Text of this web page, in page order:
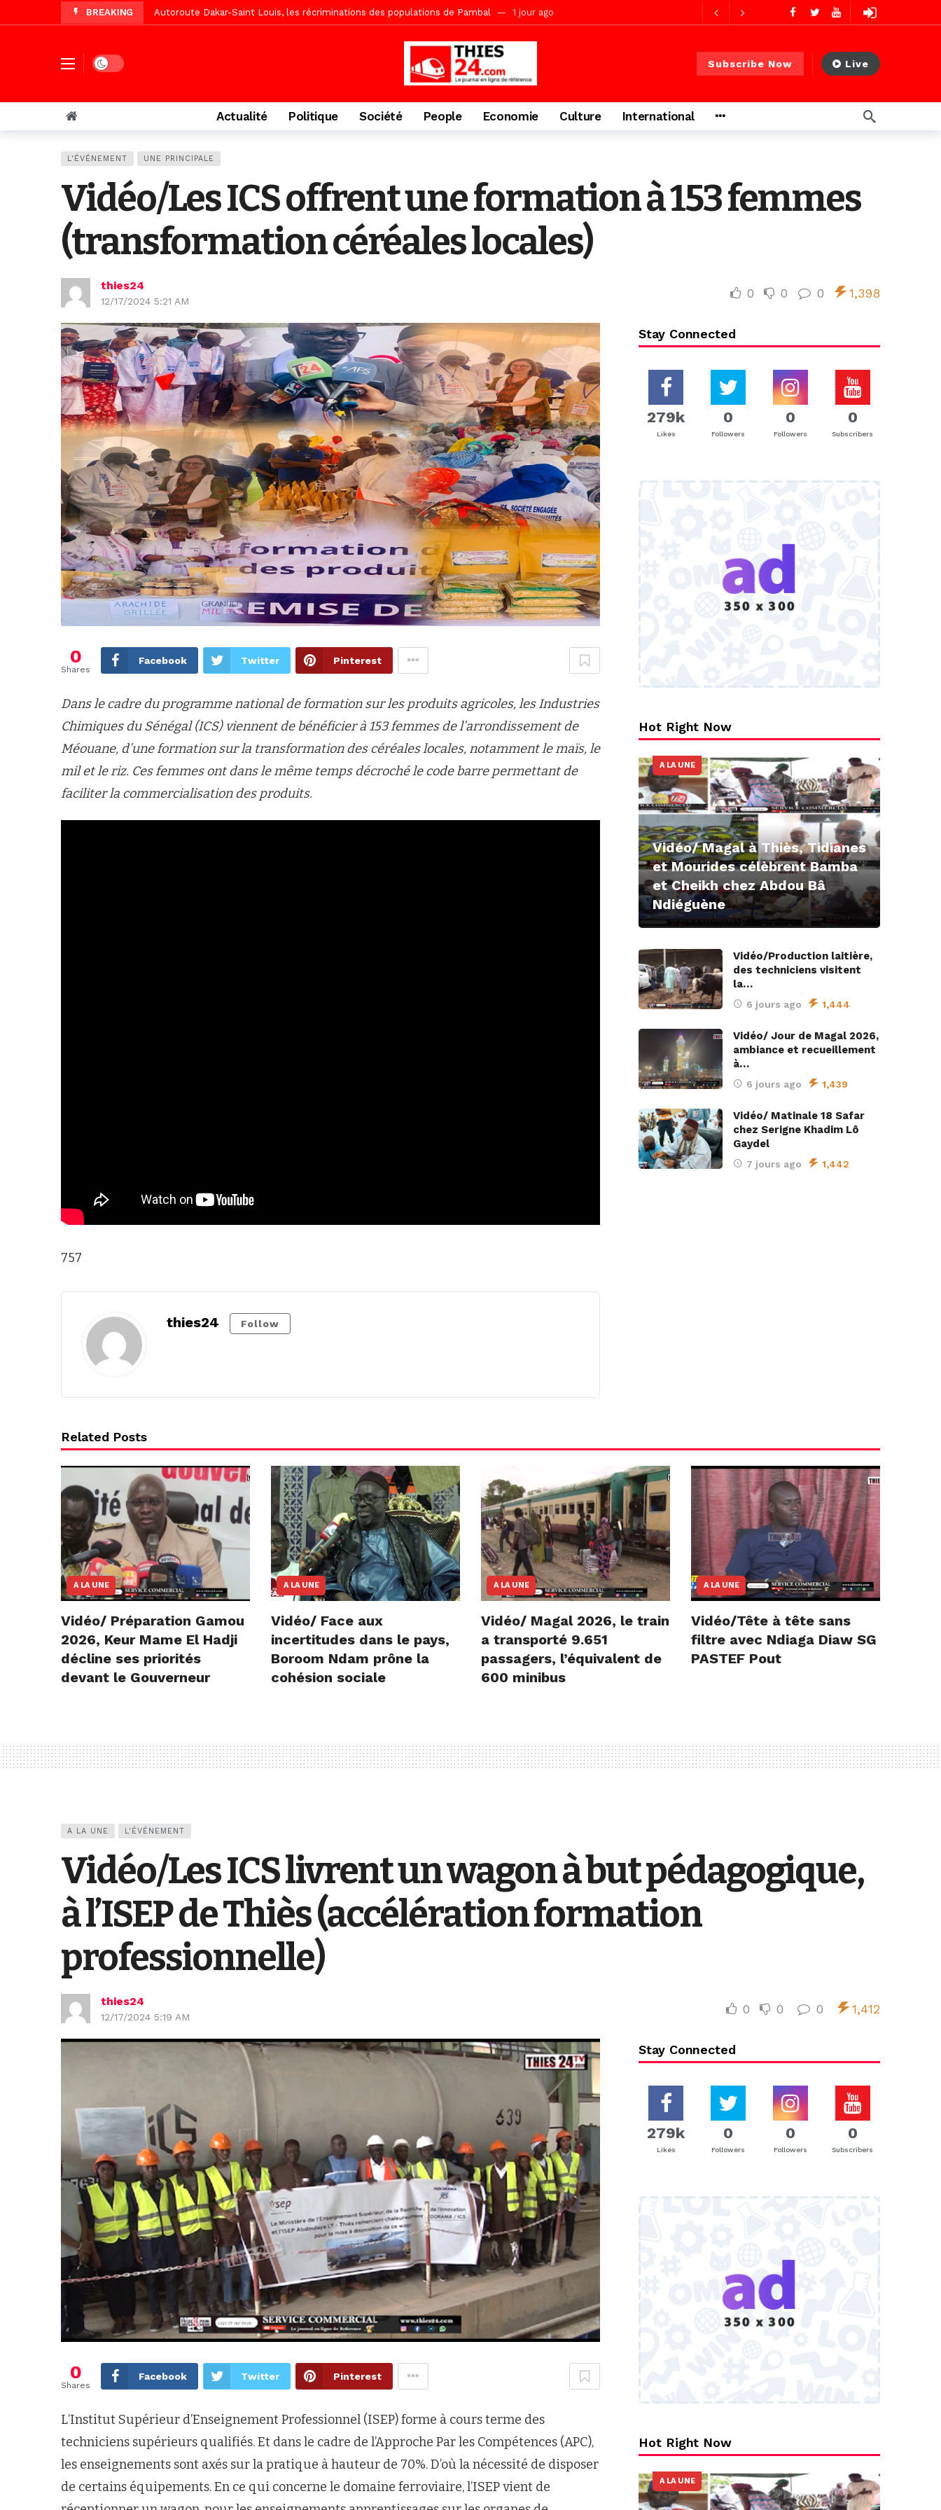
BREAKING Vidéo/Une première, lancement de vacances agricoles au Lycée Malick Sy de Thiès 2 jours ago
Affaire Pape Cheikh Diallo : La liste des bénéficiaires de non-lieu et des prévenus renvoyés en procès
Vidéo/ Magal 2026, le train a transporté 9.651 passagers, l’équivalent de 600 minibus
Vidéo/ L’arrivée spectaculaire à la gare de Thiès, du dernier train en provenance de Touba 2 jours ago
Vidéo/ Grand Thiès en deuil, Cheikh Ndiaye l’initiateur du kurel 18 Safar a péri dans un accident 3 jours ago
Adhésion du Mouvement citoyen « ZIGUINCHOR REK » au parti KIIRAY – Les Patriotes Républicains
Dark mode Subscribe Now Live
Actualité Politique Société People Economie Culture International
L'ÉVÉNEMENT UNE PRINCIPALE
Vidéo/Les ICS offrent une formation à 153 femmes
(transformation céréales locales)
thies24
12/17/2024 5:21 AM
0 0 0 1,398
0
Shares
Facebook Twitter Pinterest
Dans le cadre du programme national de formation sur les produits agricoles, les Industries
Chimiques du Sénégal (ICS) viennent de bénéficier à 153 femmes de l’arrondissement de
Méouane, d’une formation sur la transformation des céréales locales, notamment le maïs, le
mil et le riz. Ces femmes ont dans le même temps décroché le code barre permettant de
faciliter la commercialisation des produits.
757
thies24 Follow
Stay Connected
279k
Likes
0
Followers
0
Followers
0
Subscribers
Hot Right Now
A LA UNE
Vidéo/ Magal à Thiès, Tidianes
et Mourides célèbrent Bamba
et Cheikh chez Abdou Bâ
Ndiéguène
Vidéo/Production laitière,
des techniciens visitent
la…
6 jours ago 1,444
Vidéo/ Jour de Magal 2026,
ambiance et recueillement
à…
6 jours ago 1,439
Vidéo/ Matinale 18 Safar
chez Serigne Khadim Lô
Gaydel
7 jours ago 1,442
Related Posts
A LA UNE
Vidéo/ Préparation Gamou
2026, Keur Mame El Hadji
décline ses priorités
devant le Gouverneur
A LA UNE
Vidéo/ Face aux
incertitudes dans le pays,
Boroom Ndam prône la
cohésion sociale
A LA UNE
Vidéo/ Magal 2026, le train
a transporté 9.651
passagers, l’équivalent de
600 minibus
A LA UNE
Vidéo/Tête à tête sans
filtre avec Ndiaga Diaw SG
PASTEF Pout
A LA UNE L'ÉVÉNEMENT
Vidéo/Les ICS livrent un wagon à but pédagogique,
à l’ISEP de Thiès (accélération formation
professionnelle)
thies24
12/17/2024 5:19 AM
0 0 0 1,412
0
Shares
Facebook Twitter Pinterest
L’Institut Supérieur d’Enseignement Professionnel (ISEP) forme à cours terme des
techniciens supérieurs qualifiés. Et dans le cadre de l’Approche Par les Compétences (APC),
les enseignements sont axés sur la pratique à hauteur de 70%. D’où la nécessité de disposer
de certains équipements. En ce qui concerne le domaine ferroviaire, l’ISEP vient de
Stay Connected
279k
Likes
0
Followers
0
Followers
0
Subscribers
Hot Right Now
A LA UNE